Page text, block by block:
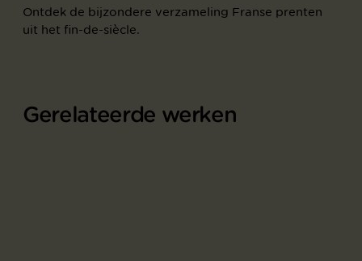
Ontdek de bijzondere verzameling Franse prenten
uit het fin-de-siècle.
Gerelateerde werken